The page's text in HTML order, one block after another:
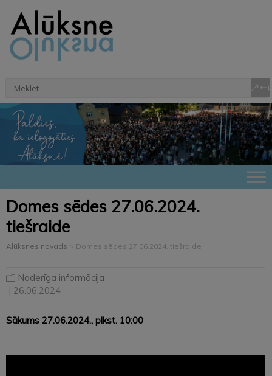
Domes sēdes 27.06.2024.
tiešraide
Alūksnes novads > Domes sēdes 27.06.2024. tiešraide
Noderīga informācija
| 26.06.2024
Sākums 27.06.2024., plkst. 10:00